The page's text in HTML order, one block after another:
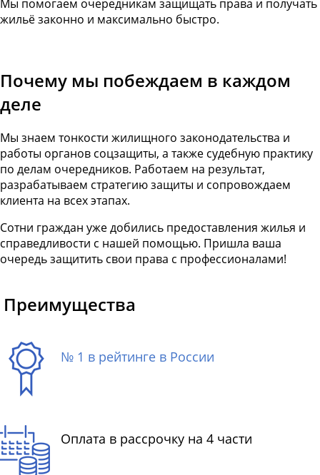
Мы помогаем очередникам защищать права и получать
жильё законно и максимально быстро.
Почему мы побеждаем в каждом
деле
Мы знаем тонкости жилищного законодательства и
работы органов соцзащиты, а также судебную практику
по делам очередников. Работаем на результат,
разрабатываем стратегию защиты и сопровождаем
клиента на всех этапах.
Сотни граждан уже добились предоставления жилья и
справедливости с нашей помощью. Пришла ваша
очередь защитить свои права с профессионалами!
Преимущества
№ 1 в рейтинге в России
Оплата в рассрочку на 4 части